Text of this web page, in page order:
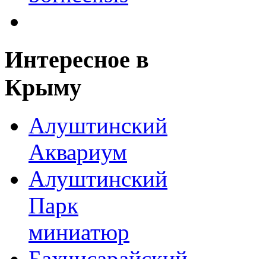
Интересное в
Крыму
Алуштинский
Аквариум
Алуштинский
Парк
миниатюр